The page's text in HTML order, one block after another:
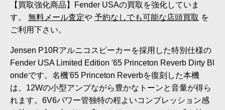
【買取強化商品】Fender USAの買取を強化していま
す。 無料メール査定や 予約なしでも可能な店頭買取 を
ご利用下さい。
Jensen P10Rアルニコスピーカーを採用した特別仕様の
Fender USA Limited Edition '65 Princeton Reverb Dirty Bl
ondeです。名機'65 Princeton Reverbを復刻した本機
は、12Wの小型アンプながら豊かなトーンと音量が得ら
れます。6V6パワー管独特の程よいコンプレッション感